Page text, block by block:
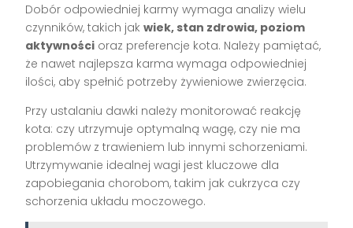
Dobór odpowiedniej karmy wymaga analizy wielu
czynników, takich jakwiek, stan zdrowia, poziom
aktywności oraz preferencje kota. Należy pamiętać,
że nawet najlepsza karma wymaga odpowiedniej
ilości, aby spełnić potrzeby żywieniowe zwierzęcia.
Przy ustalaniu dawki należy monitorować reakcję
kota: czy utrzymuje optymalną wagę, czy nie ma
problemów z trawieniem lub innymi schorzeniami.
Utrzymywanie idealnej wagi jest kluczowe dla
zapobiegania chorobom, takim jak cukrzyca czy
schorzenia układu moczowego.